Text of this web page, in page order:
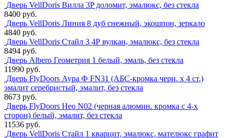
Дверь VellDoris Вилла 3P доломит, эмалюкс, без стекла
8400 руб.
Дверь VellDoris Линия 8 дуб снежный, экошпон, зеркало
4840 руб.
Дверь VellDoris Стайл 3 4Р вулкан, эмалюкс, без стекла
8494 руб.
Дверь Albero Геометрия 1 белый, эмаль, без стекла
11990 руб.
Дверь FlyDoors Аура Ф FN31 (АБС-кромка черн. х 4 ст.)
эмалит серебристый, эмалит, без стекла
8673 руб.
Дверь FlyDoors Нео N02 (черная алюмин. кромка с 4-х
сторон) белый, эмалит, без стекла
11536 руб.
Дверь VellDoris Стайл 1 кварцит, эмалюкс, мателюкс графит